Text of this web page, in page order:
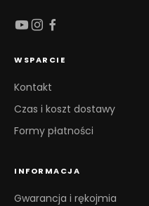
WSPARCIE
Kontakt
Czas i koszt dostawy
Formy płatności
INFORMACJA
Gwarancja i rękojmia